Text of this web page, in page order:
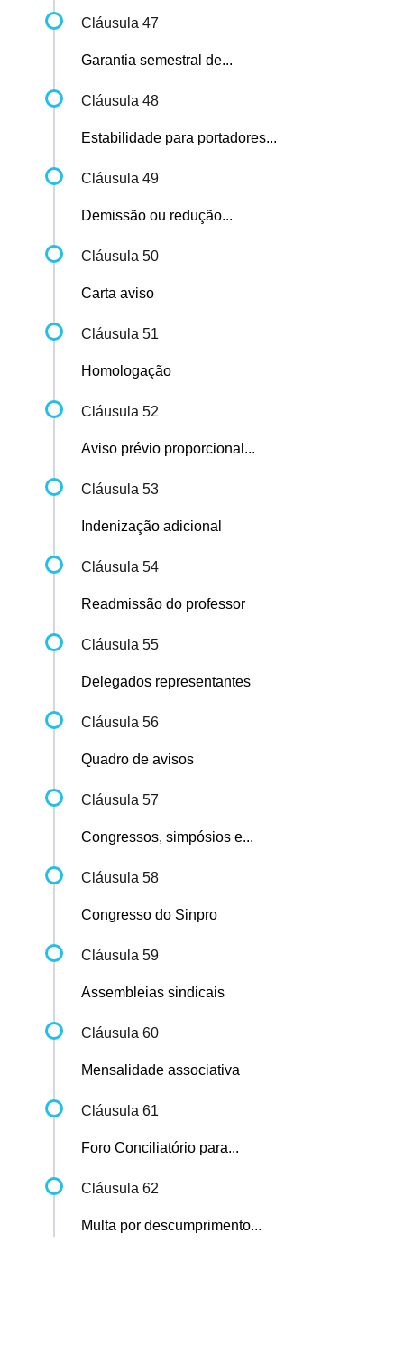
Cláusula 47
Garantia semestral de...
Cláusula 48
Estabilidade para portadores...
Cláusula 49
Demissão ou redução...
Cláusula 50
Carta aviso
Cláusula 51
Homologação
Cláusula 52
Aviso prévio proporcional...
Cláusula 53
Indenização adicional
Cláusula 54
Readmissão do professor
Cláusula 55
Delegados representantes
Cláusula 56
Quadro de avisos
Cláusula 57
Congressos, simpósios e...
Cláusula 58
Congresso do Sinpro
Cláusula 59
Assembleias sindicais
Cláusula 60
Mensalidade associativa
Cláusula 61
Foro Conciliatório para...
Cláusula 62
Multa por descumprimento...